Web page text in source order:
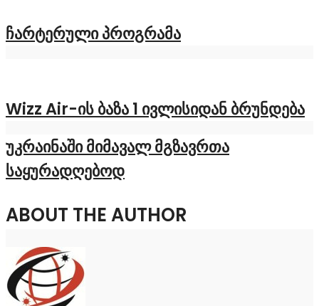
ჩარტერული პროგრამა
Wizz Air-ის ბაზა 1 ივლისიდან ბრუნდება
უკრაინაში მიმავალ მგზავრთა
საყურადღებოდ
ABOUT THE AUTHOR